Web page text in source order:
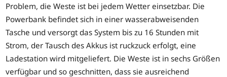
Problem, die Weste ist bei jedem Wetter einsetzbar. Die
Powerbank befindet sich in einer wasserabweisenden
Tasche und versorgt das System bis zu 16 Stunden mit
Strom, der Tausch des Akkus ist ruckzuck erfolgt, eine
Ladestation wird mitgeliefert. Die Weste ist in sechs Größen
verfügbar und so geschnitten, dass sie ausreichend